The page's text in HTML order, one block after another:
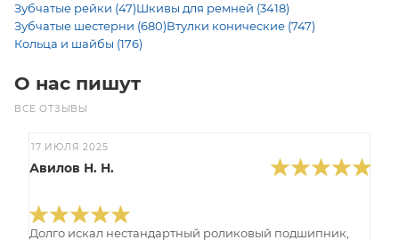
Зубчатые рейки (47)Шкивы для ремней (3418)
Зубчатые шестерни (680)Втулки конические (747)
Кольца и шайбы (176)
О нас пишут
ВСЕ ОТЗЫВЫ
17 ИЮЛЯ 2025
Авилов Н. Н.
Долго искал нестандартный роликовый подшипник,